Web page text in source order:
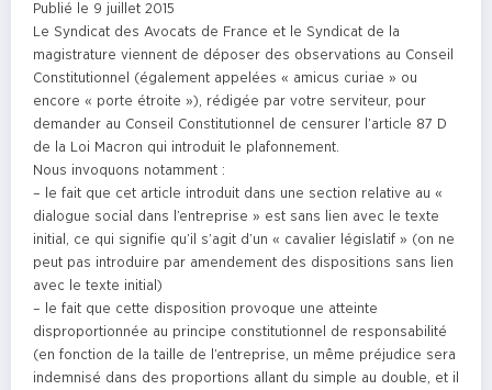
Publié le 9 juillet 2015
Le Syndicat des Avocats de France et le Syndicat de la
magistrature viennent de déposer des observations au Conseil
Constitutionnel (également appelées « amicus curiae » ou
encore « porte étroite »), rédigée par votre serviteur, pour
demander au Conseil Constitutionnel de censurer l’article 87 D
de la Loi Macron qui introduit le plafonnement.
Nous invoquons notamment :
– le fait que cet article introduit dans une section relative au «
dialogue social dans l’entreprise » est sans lien avec le texte
initial, ce qui signifie qu’il s’agit d’un « cavalier législatif » (on ne
peut pas introduire par amendement des dispositions sans lien
avec le texte initial)
– le fait que cette disposition provoque une atteinte
disproportionnée au principe constitutionnel de responsabilité
(en fonction de la taille de l’entreprise, un même préjudice sera
indemnisé dans des proportions allant du simple au double, et il